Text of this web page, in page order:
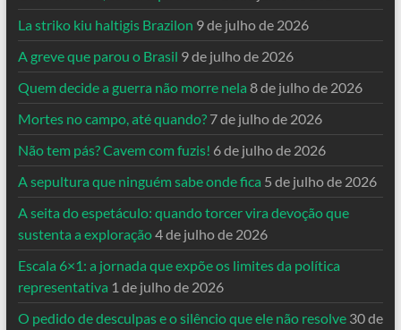
La striko kiu haltigis Brazilon 9 de julho de 2026
A greve que parou o Brasil 9 de julho de 2026
Quem decide a guerra não morre nela 8 de julho de 2026
Mortes no campo, até quando? 7 de julho de 2026
Não tem pás? Cavem com fuzis! 6 de julho de 2026
A sepultura que ninguém sabe onde fica 5 de julho de 2026
A seita do espetáculo: quando torcer vira devoção que
sustenta a exploração4 de julho de 2026
Escala 6×1: a jornada que expõe os limites da política
representativa 1 de julho de 2026
O pedido de desculpas e o silêncio que ele não resolve 30 de